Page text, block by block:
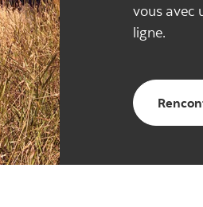
vous avec
ligne.